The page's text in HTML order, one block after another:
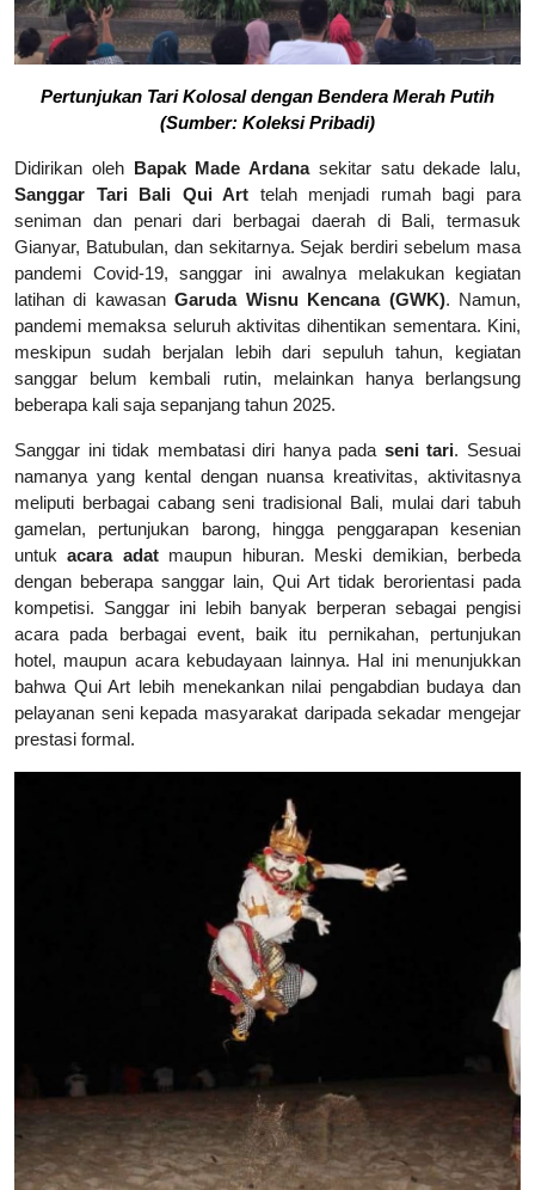
Pertunjukan Tari Kolosal dengan Bendera Merah Putih
(Sumber: Koleksi Pribadi)
Didirikan oleh Bapak Made Ardanasekitar satu dekade lalu,
Sanggar Tari Bali Qui Art telah menjadi rumah bagi para
seniman dan penari dari berbagai daerah di Bali, termasuk
Gianyar, Batubulan, dan sekitarnya. Sejak berdiri sebelum masa
pandemi Covid-19, sanggar ini awalnya melakukan kegiatan
latihan di kawasanGaruda Wisnu Kencana (GWK). Namun,
pandemi memaksa seluruh aktivitas dihentikan sementara. Kini,
meskipun sudah berjalan lebih dari sepuluh tahun, kegiatan
sanggar belum kembali rutin, melainkan hanya berlangsung
beberapa kali saja sepanjang tahun 2025.
Sanggar ini tidak membatasi diri hanya pada seni tari. Sesuai
namanya yang kental dengan nuansa kreativitas, aktivitasnya
meliputi berbagai cabang seni tradisional Bali, mulai dari tabuh
gamelan, pertunjukan barong, hingga penggarapan kesenian
untukacara adatmaupun hiburan. Meski demikian, berbeda
dengan beberapa sanggar lain, Qui Art tidak berorientasi pada
kompetisi. Sanggar ini lebih banyak berperan sebagai pengisi
acara pada berbagai event, baik itu pernikahan, pertunjukan
hotel, maupun acara kebudayaan lainnya. Hal ini menunjukkan
bahwa Qui Art lebih menekankan nilai pengabdian budaya dan
pelayanan seni kepada masyarakat daripada sekadar mengejar
prestasi formal.